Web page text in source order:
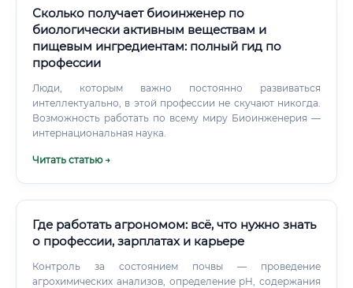
Сколько получает биоинженер по
биологически активным веществам и
пищевым ингредиентам: полный гид по
профессии
Люди, которым важно постоянно развиваться
интеллектуально, в этой профессии не скучают никогда.
Возможность работать по всему миру Биоинженерия —
интернациональная наука.
Читать статью →
Где работать агрономом: всё, что нужно знать
о профессии, зарплатах и карьере
Контроль за состоянием почвы — проведение
агрохимических анализов, определение pH, содержания